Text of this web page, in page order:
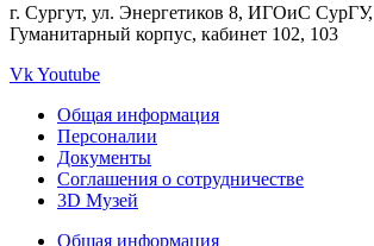
г. Сургут, ул. Энергетиков 8, ИГОиС СурГУ,
Гуманитарный корпус, кабинет 102, 103
VkYoutube
Общая информация
Персоналии
Документы
Соглашения о сотрудничестве
3D Музей
Общая информация